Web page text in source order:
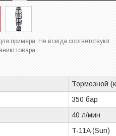
примера. Не всегда соответствуют
товара.
Тормозной
350 бар
40 л/мин
T-11A (Sun)